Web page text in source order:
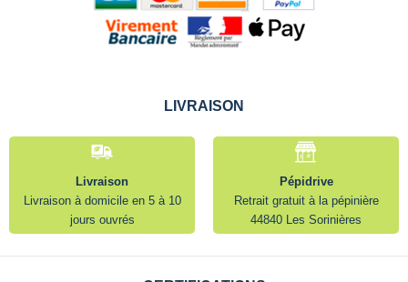
LIVRAISON
Livraison
Livraison à domicile en 5 à 10
jours ouvrés
Pépidrive
Retrait gratuit à la pépinière
44840 Les Sorinières